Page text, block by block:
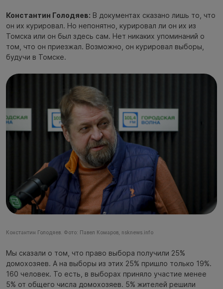
Константин Голодяев: В документах сказано лишь то, что
он их курировал. Но непонятно, курировал ли он их из
Томска или он был здесь сам. Нет никаких упоминаний о
том, что он приезжал. Возможно, он курировал выборы,
будучи в Томске.
Константин Голодяев. Фото: Павел Комаров, nsknews.info
Мы сказали о том, что право выбора получили 25%
домохозяев. А на выборы из этих 25% пришло только 19%.
160 человек. То есть, в выборах приняло участие менее
5% от общего числа домохозяев. 5% жителей решили